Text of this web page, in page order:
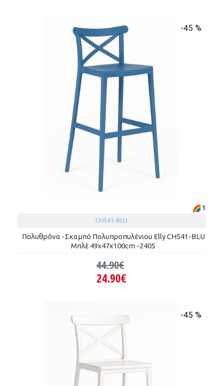
-45 %
1
CH541-BLU
Πολυθρόνα -Σκαμπό Πολυπροπυλένιου Elly CH541-BLU
Μπλέ 49x47x100cm -2405
24.90€
44.90€
-45 %